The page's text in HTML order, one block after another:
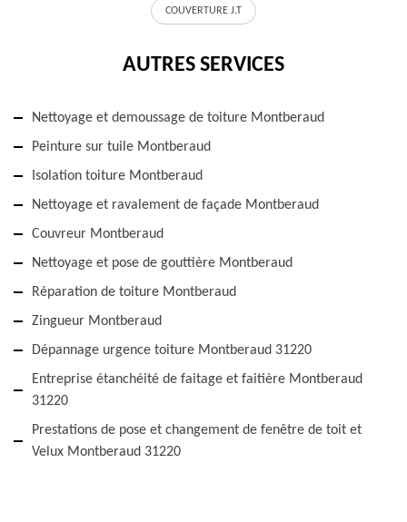
COUVERTURE J.T
AUTRES SERVICES
Nettoyage et demoussage de toiture Montberaud
Peinture sur tuile Montberaud
Isolation toiture Montberaud
Nettoyage et ravalement de façade Montberaud
Couvreur Montberaud
Nettoyage et pose de gouttière Montberaud
Réparation de toiture Montberaud
Zingueur Montberaud
Dépannage urgence toiture Montberaud 31220
Entreprise étanchéité de faitage et faitière Montberaud
31220
Prestations de pose et changement de fenêtre de toit et
Velux Montberaud 31220